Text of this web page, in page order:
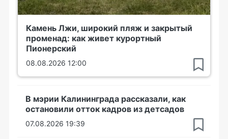
Камень Лжи, широкий пляж и закрытый
променад: как живет курортный
Пионерский
08.08.2026 12:00
В мэрии Калининграда рассказали, как
остановили отток кадров из детсадов
07.08.2026 19:39